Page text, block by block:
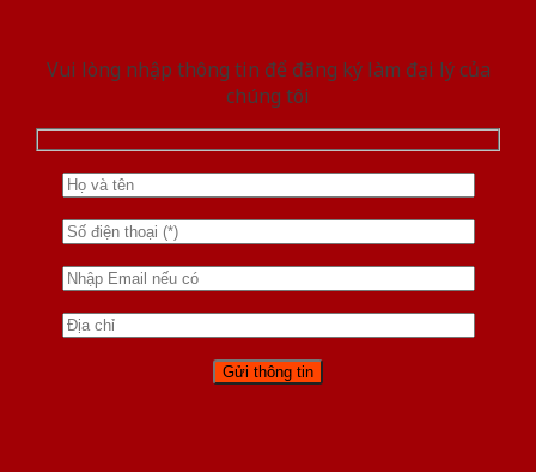
Vui lòng nhập thông tin để đăng ký làm đại lý của
chúng tôi